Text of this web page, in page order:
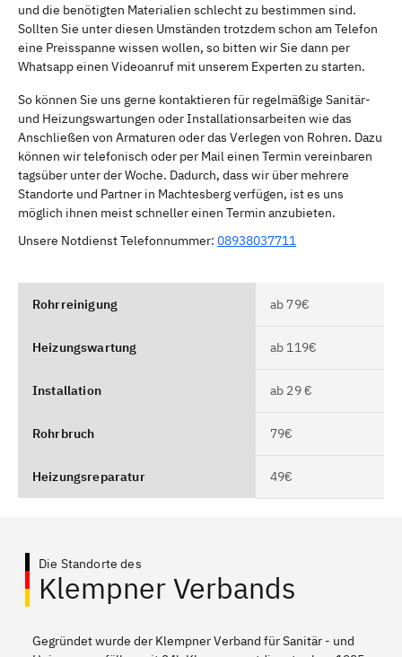
und die benötigten Materialien schlecht zu bestimmen sind.
Sollten Sie unter diesen Umständen trotzdem schon am Telefon
eine Preisspanne wissen wollen, so bitten wir Sie dann per
Whatsapp einen Videoanruf mit unserem Experten zu starten.
So können Sie uns gerne kontaktieren für regelmäßige Sanitär-
und Heizungswartungen oder Installationsarbeiten wie das
Anschließen von Armaturen oder das Verlegen von Rohren. Dazu
können wir telefonisch oder per Mail einen Termin vereinbaren
tagsüber unter der Woche. Dadurch, dass wir über mehrere
Standorte und Partner in Machtesberg verfügen, ist es uns
möglich ihnen meist schneller einen Termin anzubieten.
Unsere Notdienst Telefonnummer: 08938037711
Rohrreinigung ab 79€
Heizungswartung ab 119€
Installation ab 29 €
Rohrbruch 79€
Heizungsreparatur 49€
Die Standorte des
Klempner Verbands
Gegründet wurde der Klempner Verband für Sanitär - und